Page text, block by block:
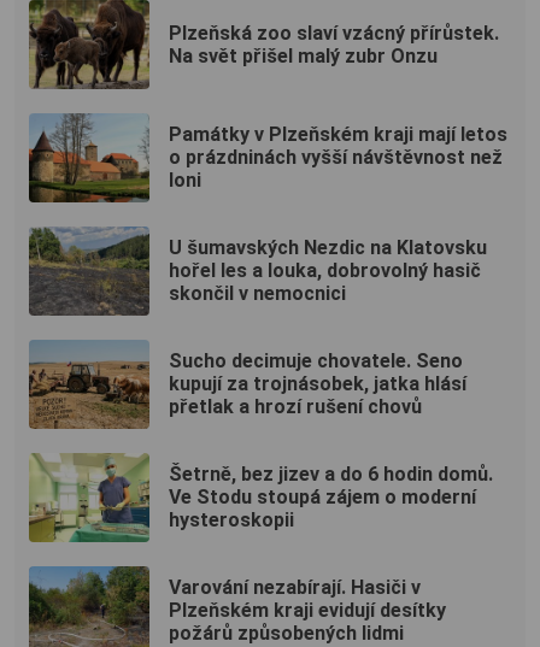
Plzeňská zoo slaví vzácný přírůstek.
Na svět přišel malý zubr Onzu
Památky v Plzeňském kraji mají letos
o prázdninách vyšší návštěvnost než
loni
U šumavských Nezdic na Klatovsku
hořel les a louka, dobrovolný hasič
skončil v nemocnici
Sucho decimuje chovatele. Seno
kupují za trojnásobek, jatka hlásí
přetlak a hrozí rušení chovů
Šetrně, bez jizev a do 6 hodin domů.
Ve Stodu stoupá zájem o moderní
hysteroskopii
Varování nezabírají. Hasiči v
Plzeňském kraji evidují desítky
požárů způsobených lidmi